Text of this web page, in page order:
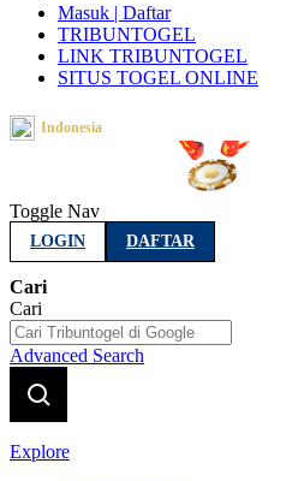
Masuk | Daftar
TRIBUNTOGEL
LINK TRIBUNTOGEL
SITUS TOGEL ONLINE
Indonesia
Toggle Nav
LOGIN DAFTAR
Cari
Cari
Advanced Search
Explore